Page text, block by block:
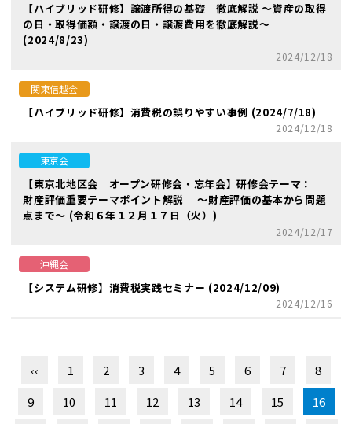
【ハイブリッド研修】譲渡所得の基礎 徹底解説 ～資産の取得
の日・取得価額・譲渡の日・譲渡費用を徹底解説～
(2024/8/23)
2024/12/18
関東信越会
【ハイブリッド研修】消費税の誤りやすい事例 (2024/7/18)
2024/12/18
東京会
【東京北地区会 オープン研修会・忘年会】研修会テーマ：
財産評価重要テーマポイント解説 ～財産評価の基本から問題
点まで～ (令和６年１２月１７日（火）)
2024/12/17
沖縄会
【システム研修】消費税実践セミナー (2024/12/09)
2024/12/16
‹‹ 1 2 3 4 5 6 7
8
9
10 11 12 13 14 15
16